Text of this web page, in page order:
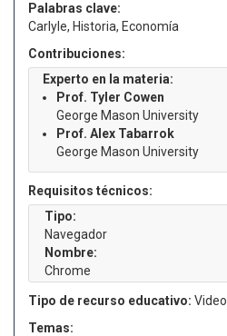
Palabras clave:
Carlyle, Historia, Economía
Contribuciones:
Experto en la materia:
Prof. Tyler Cowen
George Mason University
Prof. Alex Tabarrok
George Mason University
Requisitos técnicos:
Tipo:
Navegador
Nombre:
Chrome
Tipo de recurso educativo: Video
Temas: